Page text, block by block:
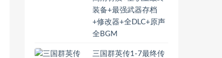
装备+最强武器存档
+修改器+全DLC+原声
全BGM
三国群英传1-7最终传